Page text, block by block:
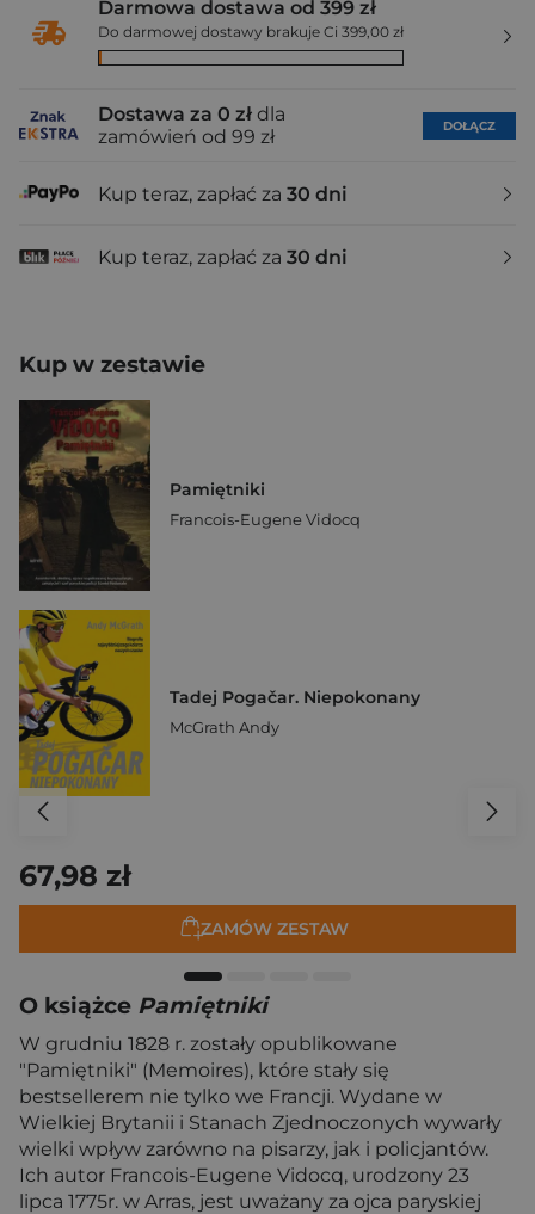
Darmowa dostawa od 399 zł
Do darmowej dostawy brakuje Ci 399,00 zł
Dostawa za 0 zł dla
zamówień od 99 zł
DOŁĄCZ
Kup teraz, zapłać za 30 dni
Kup teraz, zapłać za 30 dni
Kup w zestawie
Pamiętniki
Francois-Eugene Vidocq
Tadej Pogačar. Niepokonany
McGrath Andy
67,98 zł
ZAMÓW ZESTAW
O książce Pamiętniki
W grudniu 1828 r. zostały opublikowane
"Pamiętniki" (Memoires), które stały się
bestsellerem nie tylko we Francji. Wydane w
Wielkiej Brytanii i Stanach Zjednoczonych wywarły
wielki wpływ zarówno na pisarzy, jak i policjantów.
Ich autor Francois-Eugene Vidocq, urodzony 23
lipca 1775r. w Arras, jest uważany za ojca paryskiej